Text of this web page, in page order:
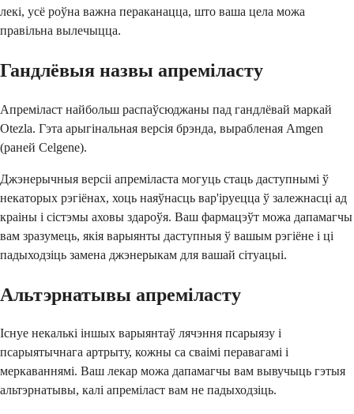
лекі, усё роўна важна пераканацца, што ваша цела можа
правільна вылечыцца.
Гандлёвыя назвы апреміласту
Апреміласт найбольш распаўсюджаны пад гандлёвай маркай
Otezla. Гэта арыгінальная версія брэнда, вырабленая Amgen
(раней Celgene).
Джэнерычныя версіі апреміласта могуць стаць даступнымі ў
некаторых рэгіёнах, хоць наяўнасць вар'іруецца ў залежнасці ад
краіны і сістэмы аховы здароўя. Ваш фармацэўт можа дапамагчы
вам зразумець, якія варыянты даступныя ў вашым рэгіёне і ці
падыходзіць замена джэнерыкам для вашай сітуацыі.
Альтэрнатывы апреміласту
Існуе некалькі іншых варыянтаў лячэння псарыязу і
псарыятычнага артрыту, кожны са сваімі перавагамі і
меркаваннямі. Ваш лекар можа дапамагчы вам вывучыць гэтыя
альтэрнатывы, калі апреміласт вам не падыходзіць.